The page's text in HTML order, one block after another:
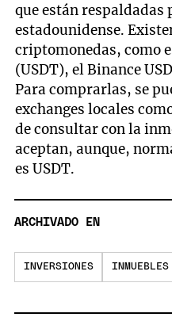
que están respaldadas
estadounidense.
criptomonedas, como
(USDT), el Binance
Para comprarlas, se
exchanges locales
de consultar con la
aceptan, aunque,
es USDT.
ARCHIVADO EN
INVERSIONES INMUEBLES